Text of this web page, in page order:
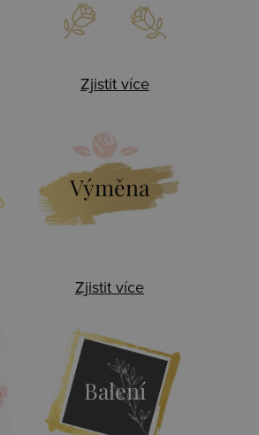
Zjistit více
Výměna
Zjistit více
Balení